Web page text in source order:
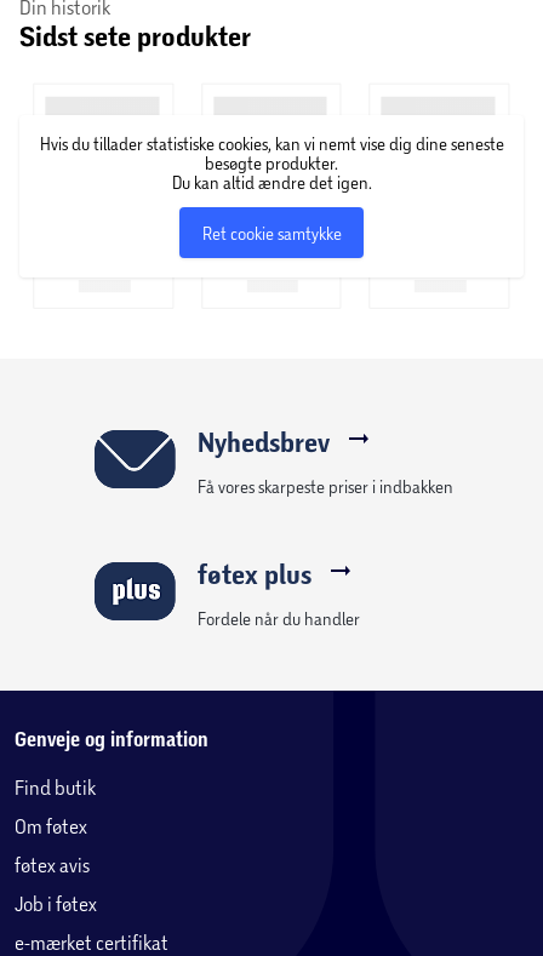
Tjekkiet. Brit blev grundlagt i 1994 og har siden da
vådfoder og godbidder.
Din historik
Sidst sete produkter
Hvis du tillader statistiske cookies, kan vi nemt vise dig dine seneste
besøgte produkter.
Du kan altid ændre det igen.
Ret cookie samtykke
Nyhedsbrev
Få vores skarpeste priser i indbakken
føtex plus
Fordele når du handler
Genveje og information
Find butik
Om føtex
føtex avis
Job i føtex
e-mærket certifikat